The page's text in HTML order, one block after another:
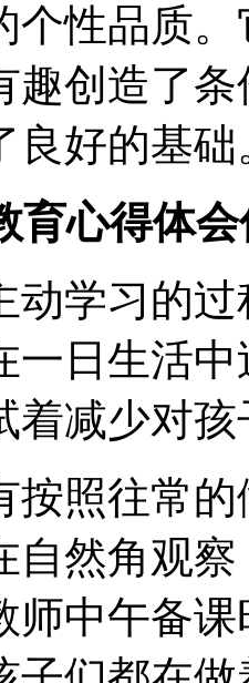
个性品质
趣创造了
良好的基础
育心得体
动学习的
一日生活
着减少对
按照往常
自然角观
师中午备